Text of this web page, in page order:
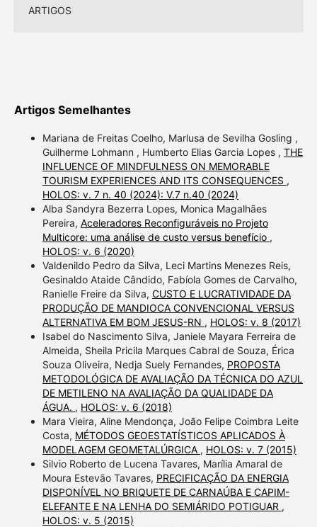
ARTIGOS
Artigos Semelhantes
Mariana de Freitas Coelho, Marlusa de Sevilha Gosling ,
Guilherme Lohmann , Humberto Elias Garcia Lopes , THE
INFLUENCE OF MINDFULNESS ON MEMORABLE
TOURISM EXPERIENCES AND ITS CONSEQUENCES ,
HOLOS: v. 7 n. 40 (2024): V.7 n.40 (2024)
Alba Sandyra Bezerra Lopes, Monica Magalhães
Pereira, Aceleradores Reconfiguráveis no Projeto
Multicore: uma análise de custo versus benefício ,
HOLOS: v. 6 (2020)
Valdenildo Pedro da Silva, Leci Martins Menezes Reis,
Gesinaldo Ataide Cândido, Fabíola Gomes de Carvalho,
Ranielle Freire da Silva, CUSTO E LUCRATIVIDADE DA
PRODUÇÃO DE MANDIOCA CONVENCIONAL VERSUS
ALTERNATIVA EM BOM JESUS-RN , HOLOS: v. 8 (2017)
Isabel do Nascimento Silva, Janiele Mayara Ferreira de
Almeida, Sheila Pricila Marques Cabral de Souza, Érica
Souza Oliveira, Nedja Suely Fernandes, PROPOSTA
METODOLÓGICA DE AVALIAÇÃO DA TÉCNICA DO AZUL
DE METILENO NA AVALIAÇÃO DA QUALIDADE DA
ÁGUA. , HOLOS: v. 6 (2018)
Mara Vieira, Aline Mendonça, João Felipe Coimbra Leite
Costa, MÉTODOS GEOESTATÍSTICOS APLICADOS À
MODELAGEM GEOMETALÚRGICA , HOLOS: v. 7 (2015)
Silvio Roberto de Lucena Tavares, Marília Amaral de
Moura Estevão Tavares, PRECIFICAÇÃO DA ENERGIA
DISPONÍVEL NO BRIQUETE DE CARNAÚBA E CAPIM-
ELEFANTE E NA LENHA DO SEMIÁRIDO POTIGUAR ,
HOLOS: v. 5 (2015)